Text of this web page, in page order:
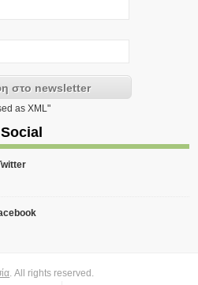
as XML"
Social
. All rights reserved.